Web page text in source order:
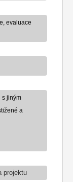
evaluace
s jiným
a
projektu